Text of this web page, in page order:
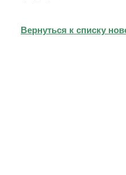
Вернуться к списку